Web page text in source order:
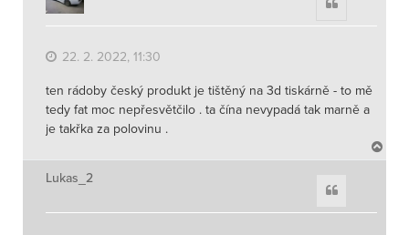
22. 2. 2022, 11:30
ten rádoby český produkt je tištěný na 3d tiskárně - to mě
tedy fat moc nepřesvětčilo . ta čína nevypadá tak marně a
je takřka za polovinu .
a
Lukas_2